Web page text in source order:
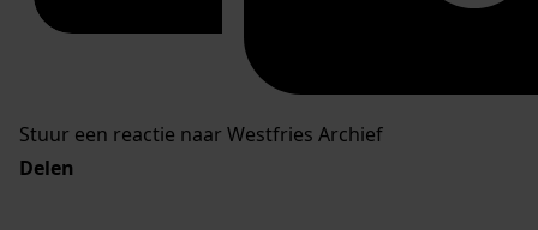
Stuur een reactie naar Westfries Archief
Delen